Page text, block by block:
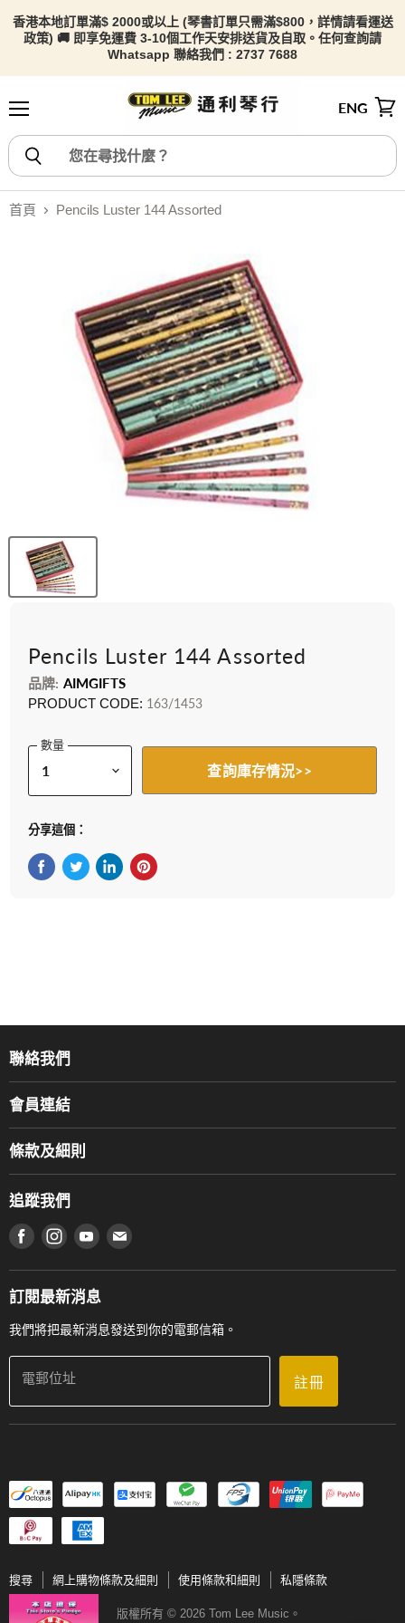
香港本地訂單滿$ 2000或以上 (琴書訂單只需滿$800，詳情請看運送
政策) 🚚 即享免運費 3-10個工作天安排送貨及自取。任何查詢請
Whatsapp 聯絡我們 : 2737 7688
ENG
首頁 Pencils Luster 144 Assorted
Pencils Luster 144 Assorted
品牌: AIMGIFTS
PRODUCT CODE: 163/1453
數量
查詢庫存情況>>
分享這個：
聯絡我們
服務部
通利工程
登記保養
產品序號查詢
聯絡我們
會員連結
香港管弦樂導師協會
條款及細則
使用條款及細則
私隱條款
門市購買產品及服務
追蹤我們
在 Facebook 上找到我們
在 Instagram 上找到我們
在 Youtube 上找到我們
在 電子郵件 上找到我們
訂閱最新消息
我們將把最新消息發送到你的電郵信箱。
電郵位址 註冊
搜尋 網上購物條款及細則 使用條款和細則 私隱條款
版權所有 © 2026 Tom Lee Music。